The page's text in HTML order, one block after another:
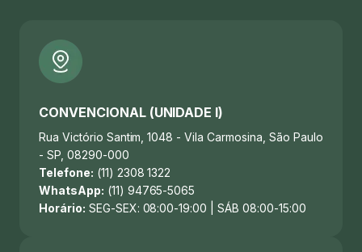
CONVENCIONAL (UNIDADE I)
Rua Victório Santim, 1048 - Vila Carmosina, São Paulo
- SP, 08290-000
Telefone: (11) 2308 1322
WhatsApp: (11) 94765-5065
Horário: SEG-SEX: 08:00-19:00 | SÁB 08:00-15:00